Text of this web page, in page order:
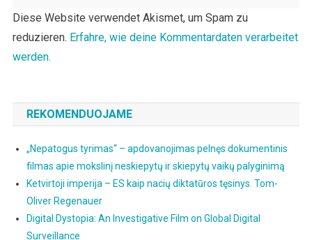
Diese Website verwendet Akismet, um Spam zu
reduzieren. Erfahre, wie deine Kommentardaten verarbeitet
werden.
REKOMENDUOJAME
„Nepatogus tyrimas“ – apdovanojimas pelnęs dokumentinis
filmas apie mokslinį neskiepytų ir skiepytų vaikų palyginimą
Ketvirtoji imperija – ES kaip nacių diktatūros tęsinys. Tom-
Oliver Regenauer
Digital Dystopia: An Investigative Film on Global Digital
Surveillance